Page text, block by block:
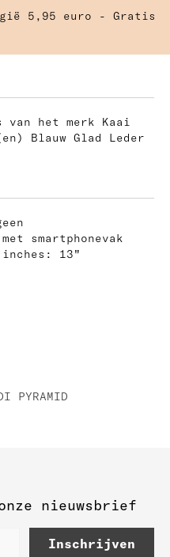
5,95 euro - Gratis
van het merk Kaai
Blauw Glad Leder
smartphonevak
inches: 13"
PYRAMID
nieuwsbrief
Inschrijven